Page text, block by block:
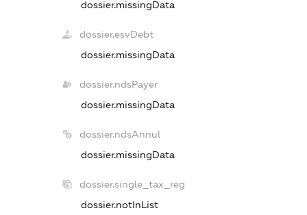
dossier.missingData
dossier.esvDebt
dossier.missingData
dossier.ndsPayer
dossier.missingData
dossier.ndsAnnul
dossier.missingData
dossier.single_tax_reg
dossier.notInList